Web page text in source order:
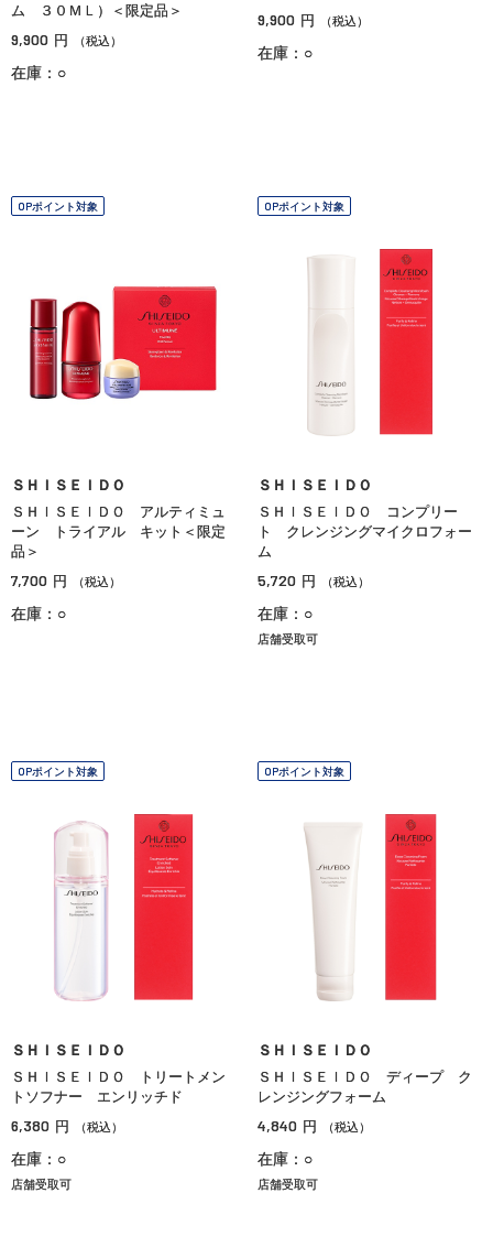
ム ３０ＭＬ）＜限定品＞
9,900 円 （税込）
在庫：○
9,900 円 （税込）
在庫：○
OPポイント対象
ＳＨＩＳＥＩＤＯ
ＳＨＩＳＥＩＤＯ アルティミュ
ーン トライアル キット＜限定
品＞
7,700 円 （税込）
在庫：○
OPポイント対象
ＳＨＩＳＥＩＤＯ
ＳＨＩＳＥＩＤＯ コンプリー
ト クレンジングマイクロフォー
ム
5,720 円 （税込）
在庫：○
店舗受取可
OPポイント対象
ＳＨＩＳＥＩＤＯ
ＳＨＩＳＥＩＤＯ トリートメン
トソフナー エンリッチド
6,380 円 （税込）
在庫：○
店舗受取可
OPポイント対象
ＳＨＩＳＥＩＤＯ
ＳＨＩＳＥＩＤＯ ディープ ク
レンジングフォーム
4,840 円 （税込）
在庫：○
店舗受取可